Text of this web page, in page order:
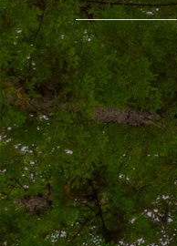
p
a
t
í